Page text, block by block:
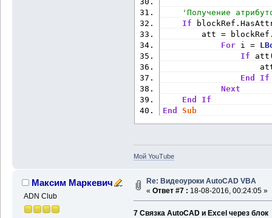
'Получение
If
att =
For i =
If
End
If
Next
End
If
End
Sub
Мой YouTube
Максим Маркевич
ADN Club
Re: Видеоуроки AutoCAD VBA
« Ответ #7 : 18-08-2016, 00:24:05 »
7 Связка AutoCAD и Excel через блок